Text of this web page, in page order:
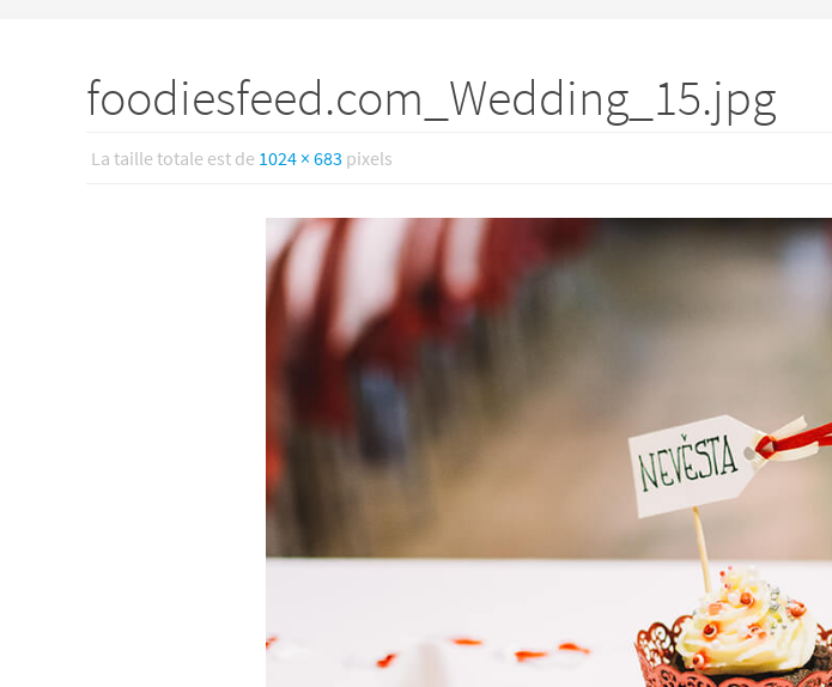
foodiesfeed.com_Wedding_15.jpg
La taille totale est de 1024 × 683 pixels